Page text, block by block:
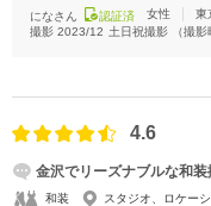
になさん 認証済 女性
東
撮影 2023/12 土日祝撮影 （撮影
4.6
金沢でリーズナブルな和装
和装 スタジオ、ロケー